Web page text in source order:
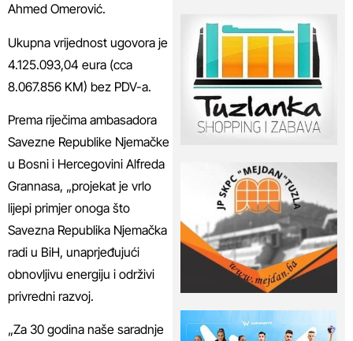
Ahmed Omerović.
Ukupna vrijednost ugovora je
4.125.093,04 eura (cca
8.067.856 KM) bez PDV-a.
Prema riječima ambasadora
Savezne Republike Njemačke
u Bosni i Hercegovini Alfreda
Grannasa, „projekat je vrlo
lijepi primjer onoga što
Savezna Republika Njemačka
radi u BiH, unaprjeđujući
obnovljivu energiju i održivi
privredni razvoj.
„Za 30 godina naše saradnje